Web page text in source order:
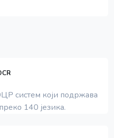
систем који подржава
140 језика.